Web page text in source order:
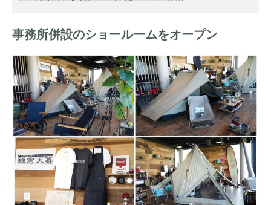
事務所併設のショールームをオープン